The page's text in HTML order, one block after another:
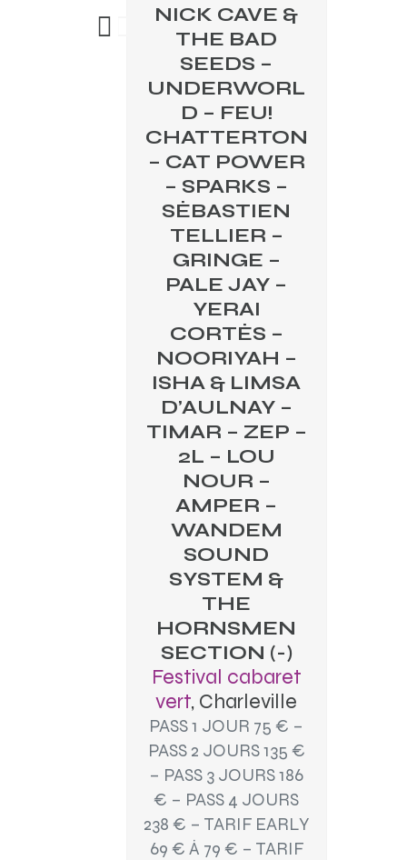
NICK CAVE &
THE BAD
SEEDS –
UNDERWORL
D – FEU!
CHATTERTON
– CAT POWER
– SPARKS –
SÉBASTIEN
TELLIER –
GRINGE –
PALE JAY –
YERAI
CORTÉS –
NOORIYAH –
ISHA & LIMSA
D’AULNAY –
TIMAR – ZEP –
2L – LOU
NOUR –
AMPER –
WANDEM
SOUND
SYSTEM &
THE
HORNSMEN
SECTION (-)
Festival cabaret
vert, Charleville
PASS 1 JOUR 75 € –
PASS 2 JOURS 135 €
– PASS 3 JOURS 186
€ – PASS 4 JOURS
238 € – TARIF EARLY
69 € À 79 € – TARIF